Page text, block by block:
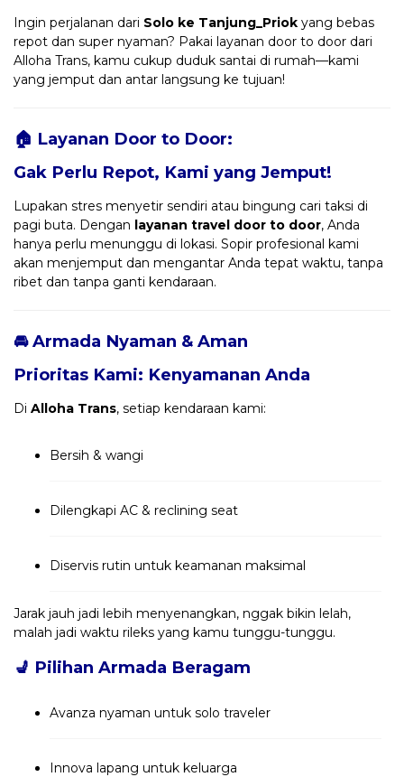
Ingin perjalanan dari Solo ke Tanjung_Priok yang bebas
repot dan super nyaman? Pakai layanan door to door dari
Alloha Trans, kamu cukup duduk santai di rumah—kami
yang jemput dan antar langsung ke tujuan!
🏠 Layanan Door to Door:
Gak Perlu Repot, Kami yang Jemput!
Lupakan stres menyetir sendiri atau bingung cari taksi di
pagi buta. Dengan layanan travel door to door, Anda
hanya perlu menunggu di lokasi. Sopir profesional kami
akan menjemput dan mengantar Anda tepat waktu, tanpa
ribet dan tanpa ganti kendaraan.
🚘 Armada Nyaman & Aman
Prioritas Kami: Kenyamanan Anda
Di Alloha Trans, setiap kendaraan kami:
Bersih & wangi
Dilengkapi AC & reclining seat
Diservis rutin untuk keamanan maksimal
Jarak jauh jadi lebih menyenangkan, nggak bikin lelah,
malah jadi waktu rileks yang kamu tunggu-tunggu.
💺 Pilihan Armada Beragam
Avanza nyaman untuk solo traveler
Innova lapang untuk keluarga